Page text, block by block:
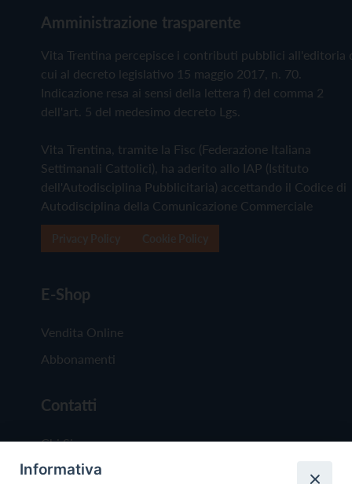
Amministrazione trasparente
Vita Trentina percepisce i contributi pubblici all'editoria
cui al decreto legislativo 15 maggio 2017, n. 70.
Indicazione resa ai sensi della lettera f) del comma 2
dell'art. 5 del medesimo decreto Lgs.
Vita Trentina, tramite la Fisc (Federazione Italiana
Settimanali Cattolici), ha aderito allo IAP (Istituto
dell'Autodisciplina Pubblicitaria) accettando il Codice di
Autodisciplina della Comunicazione Commerciale
E-Shop
Vendita Online
Abbonamenti
Contatti
Chi Siamo
Redazione
Informativa